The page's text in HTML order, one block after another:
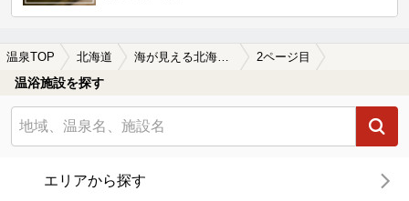
温泉TOP 北海道 2ページ目
温浴施設を探す
エリアから探す